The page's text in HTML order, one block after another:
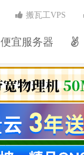
便宜服务器
搬瓦工VPS